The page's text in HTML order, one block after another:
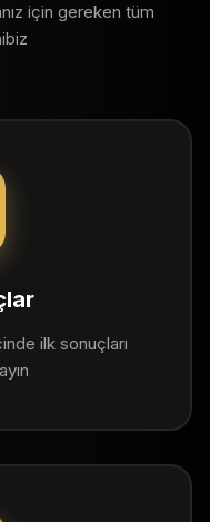
için gereken tüm
ilk sonuçları